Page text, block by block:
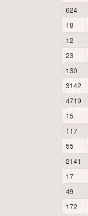
624
18
12
23
130
3142
4719
15
117
55
2141
17
49
172